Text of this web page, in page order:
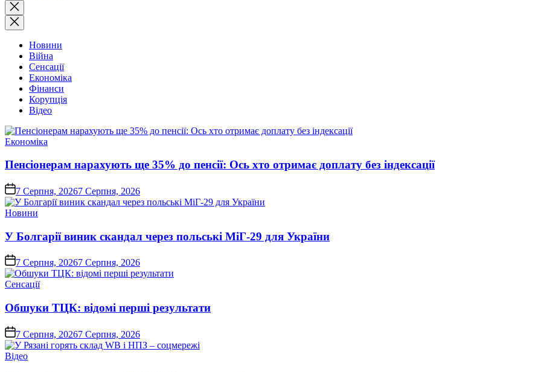
Закрити
пошук
Новини
Війна
Сенсації
Економіка
Фінанси
Корупція
Відео
Опублікувати
Економіка
Пенсіонерам нарахують ще 35% до пенсії: Ось хто отримає доплату без індексації
on 7 Серпня, 20267 Серпня, 2026
Опублікувати
Новини
У Болгарії виник скандал через польські МіГ-29 для України
on 7 Серпня, 20267 Серпня, 2026
Опублікувати
Сенсації
Обшуки ТЦК: відомі перші результати
on 7 Серпня, 20267 Серпня, 2026
Опублікувати
Відео